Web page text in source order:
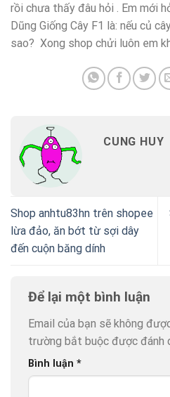
rồi chưa thấy đâu hỏi . Em mới
Dũng Giống Cây F1 là: nếu củ
sao? Xong shop chửi luôn em
CUNG HUY
Shop anhtu83hn trên shopee
lừa đảo, ăn bớt từ sợi dây
đến cuộn băng dính
Để lại một bình luận
Email của bạn sẽ không
trường bắt buộc được đánh
Bình luận *